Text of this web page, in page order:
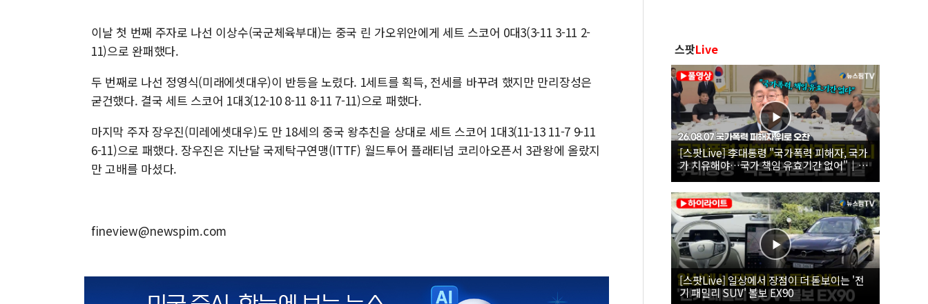
이날 첫 번째 주자로 나선 이상수(국군체육부대)는 중국 린 가오위안에게 세트 스코어 0대3(3-11 3-11 2-
11)으로 완패했다.
두 번째로 나선 정영식(미래에셋대우)이 반등을 노렸다. 1세트를 획득, 전세를 바꾸려 했지만 만리장성은
굳건했다. 결국 세트 스코어 1대3(12-10 8-11 8-11 7-11)으로 패했다.
마지막 주자 장우진(미레에셋대우)도 만 18세의 중국 왕추친을 상대로 세트 스코어 1대3(11-13 11-7 9-11
6-11)으로 패했다. 장우진은 지난달 국제탁구연맹(ITTF) 월드투어 플래티넘 코리아오픈서 3관왕에 올랐지
만 고배를 마셨다.
fineview@newspim.com
스팟Live
[스팟Live] 李대통령 "국가폭력 피해자, 국가
가 치유해야…국가 책임 유효기간 없어"｜
26.08.07 국가폭력 피해자 위로 오찬
[스팟Live] 일상에서 장점이 더 돋보이는 '전
기 패밀리 SUV' 볼보 EX90